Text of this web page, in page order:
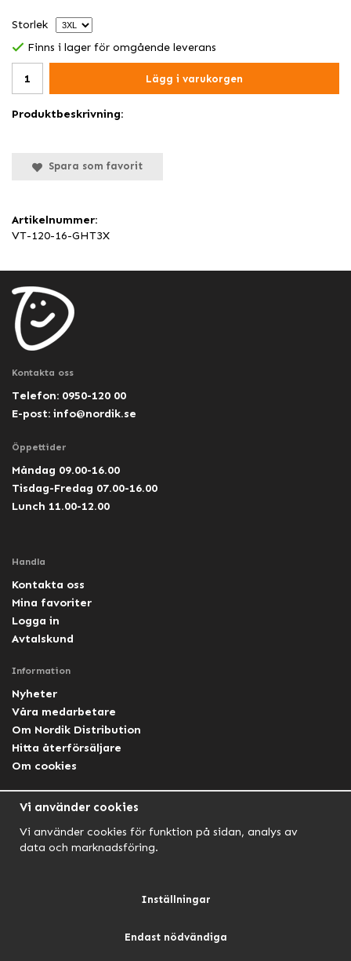
Storlek
Finns i lager för omgående leverans
Lägg i varukorgen
Produktbeskrivning:
Spara som favorit
Artikelnummer:
VT-120-16-GHT3X
Kontakta oss
Telefon: 0950-120 00
E-post: info@nordik.se
Öppettider
Måndag 09.00-16.00
Tisdag-Fredag 07.00-16.00
Lunch 11.00-12.00
Handla
Kontakta oss
Mina favoriter
Logga in
Avtalskund
Information
Nyheter
Våra medarbetare
Om Nordik Distribution
Hitta återförsäljare
Om cookies
Facebook Lightforce Sweden
NORDIK AUTOMOTIVENORDIK HUNTNORDIK OUTDOOR
Vi använder cookies
Vi använder cookies för funktion på sidan, analys av
data och marknadsföring.
Inställningar
Endast nödvändiga